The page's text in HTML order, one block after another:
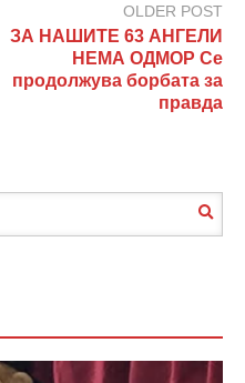
OLDER POST
ЗА НАШИТЕ 63 АНГЕЛИ
НЕМА ОДМОР Се
продолжува борбата за
правда